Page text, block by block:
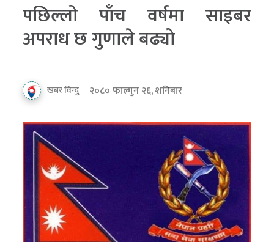
पछिल्लो पाँच वर्षमा साइबर
अपराध छ गुणाले बढ्यो
खबर विन्दु २०८० फाल्गुन २६, शनिबार